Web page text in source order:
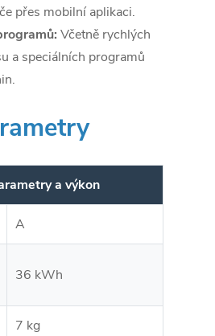
přes mobilní aplikaci.
Včetně rychlých
a speciálních programů
a výkon
A
36 kWh
7 kg